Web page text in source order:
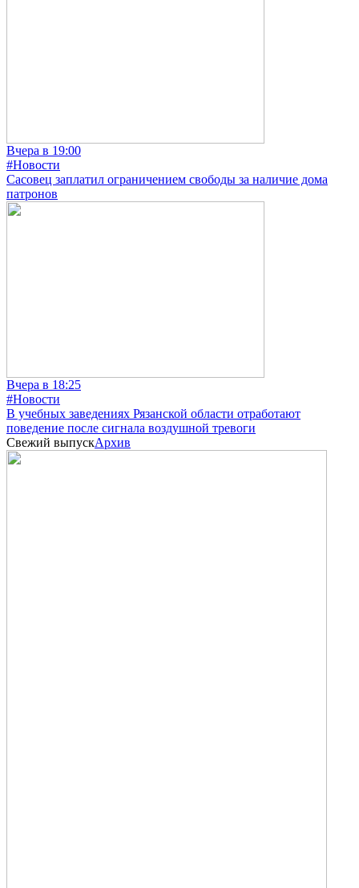
Вчера в 19:00
#Новости
Сасовец заплатил ограничением свободы за наличие дома
патронов
Вчера в 18:25
#Новости
В учебных заведениях Рязанской области отработают
поведение после сигнала воздушной тревоги
Свежий выпускАрхив